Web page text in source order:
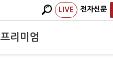
LIVE 전자신문
프리미엄